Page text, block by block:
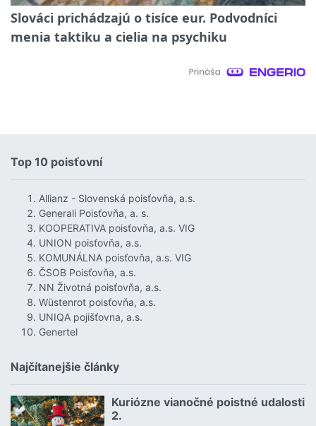
Slováci prichádzajú o tisíce eur. Podvodníci
menia taktiku a cielia na psychiku
Top 10 poisťovní
Allianz - Slovenská poisťovňa, a.s.
Generali Poisťovňa, a. s.
KOOPERATIVA poisťovňa, a.s. VIG
UNION poisťovňa, a.s.
KOMUNÁLNA poisťovňa, a.s. VIG
ČSOB Poisťovňa, a.s.
NN Životná poisťovňa, a.s.
Wüstenrot poisťovňa, a.s.
UNIQA pojišťovna, a.s.
Genertel
Najčítanejšie články
Kuriózne vianočné poistné udalosti
2.
18.12.2024 | | redakcia